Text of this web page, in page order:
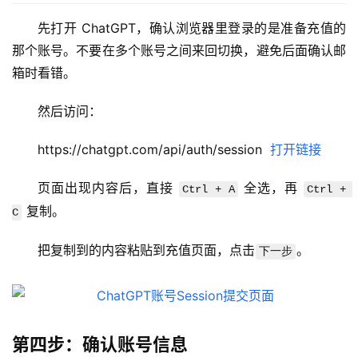
先打开 ChatGPT，确认浏览器里登录的是准备充值的
那个账号。不要在多个账号之间来回切换，避免后面确认邮
箱时看错。
然后访问：
https://chatgpt.com/api/auth/session 打开链接
页面出现内容后，直接 Ctrl + A 全选，再
Ctrl +
C
复制。
把复制到的内容粘贴到充值页面，点击 下一步 。
第四步：确认账号信息